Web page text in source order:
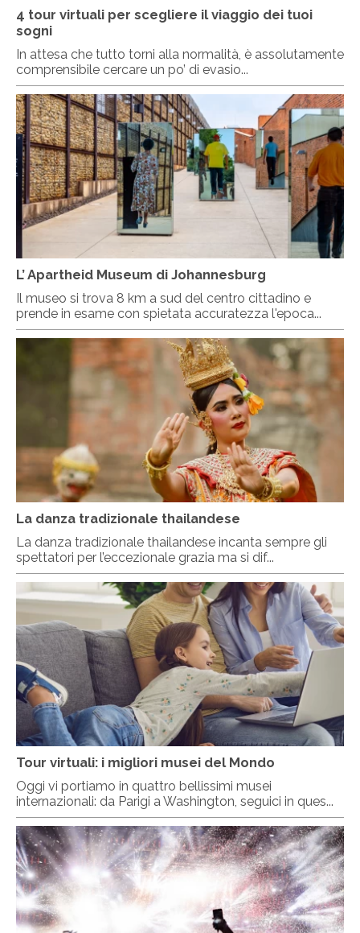
4 tour virtuali per scegliere il viaggio dei tuoi
sogni
In attesa che tutto torni alla normalità, è assolutamente
comprensibile cercare un po’ di evasio...
L’ Apartheid Museum di Johannesburg
Il museo si trova 8 km a sud del centro cittadino e
prende in esame con spietata accuratezza l'epoca...
La danza tradizionale thailandese
La danza tradizionale thailandese incanta sempre gli
spettatori per l’eccezionale grazia ma si dif...
Tour virtuali: i migliori musei del Mondo
Oggi vi portiamo in quattro bellissimi musei
internazionali: da Parigi a Washington, seguici in ques...